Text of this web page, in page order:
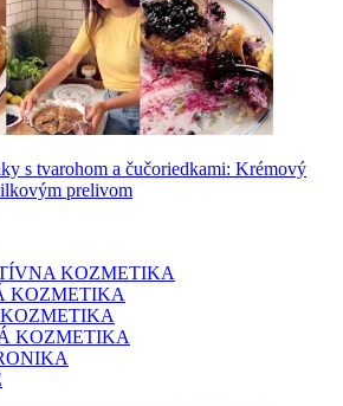
s tvarohom a čučoriedkami: Krémový
prelivom
KOZMETIKA
KOZMETIKA
KOZMETIKA